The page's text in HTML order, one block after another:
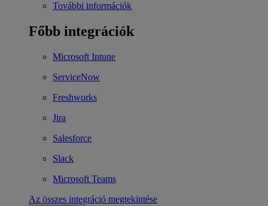
További információk
Főbb integrációk
Microsoft Intune
ServiceNow
Freshworks
Jira
Salesforce
Slack
Microsoft Teams
Az összes integráció megtekintése